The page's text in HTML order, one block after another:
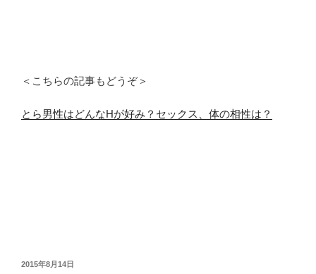
＜こちらの記事もどうぞ＞
とら男性はどんなHが好み？セックス、体の相性は？
投
2015年8月14日